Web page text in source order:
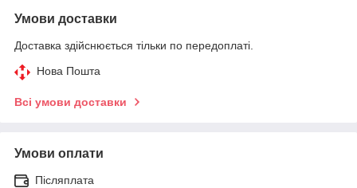
Умови доставки
Доставка здійснюється тільки по передоплаті.
Нова Пошта
Всі умови доставки
Умови оплати
Післяплата